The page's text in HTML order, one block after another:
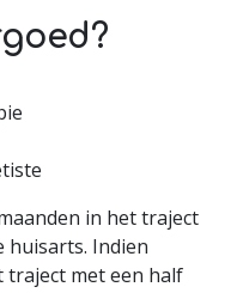
in het traject
huisarts. Indien
traject met een half